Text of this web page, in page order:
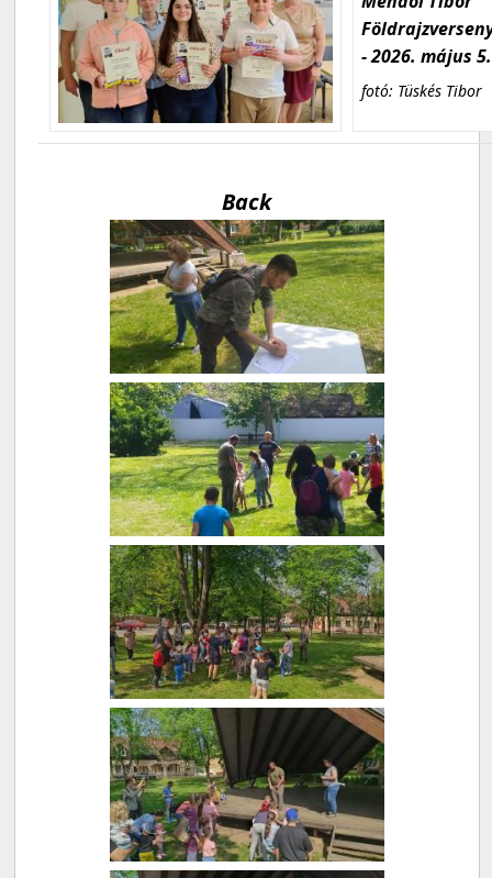
- 2026. május 5.
fotó: Tüskés Tibor
Back